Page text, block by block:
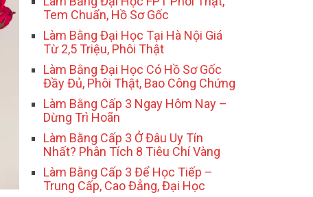
Tem Chuẩn, Hồ Sơ Gốc
Làm Bằng Đại Học Tại Hà Nội Giá
Từ 2,5 Triệu, Phôi Thật
Làm Bằng Đại Học Có Hồ Sơ Gốc
Đầy Đủ, Phôi Thật, Bao Công Chứng
Làm Bằng Cấp 3 Ngay Hôm Nay –
Dừng Trì Hoãn
Làm Bằng Cấp 3 Ở Đâu Uy Tín
Nhất? Phân Tích 8 Tiêu Chí Vàng
Làm Bằng Cấp 3 Để Học Tiếp –
Trung Cấp, Cao Đẳng, Đại Học